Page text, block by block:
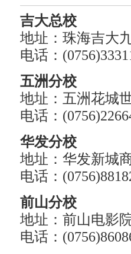
吉大总校
地址：珠海吉大
电话：
五洲分校
地址：五洲花城
电话：
华发分校
地址：华发新城
电话：
前山分校
地址：前山电影
电话：